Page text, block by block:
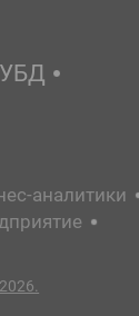
аналитики